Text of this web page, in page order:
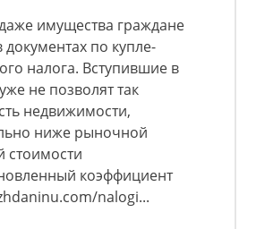
имущества граждане
по купле-
налога. Вступившие в
не позволят так
недвижимости,
ниже рыночной
стоимости
коэффициент
nalogi...